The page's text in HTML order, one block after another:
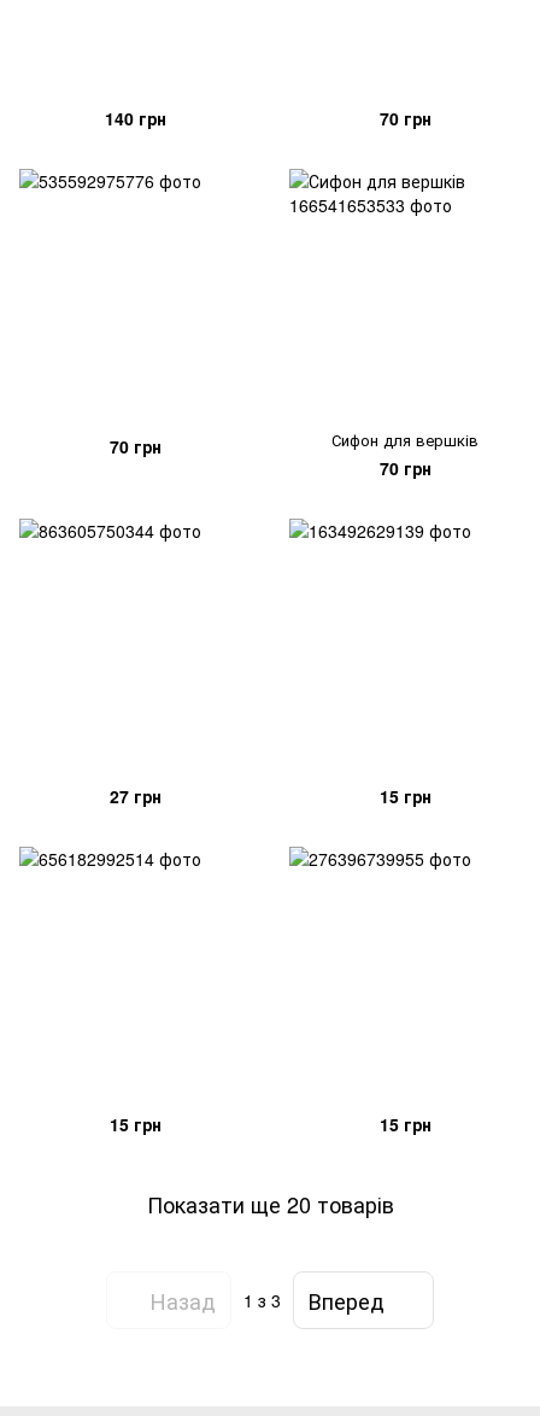
140 грн 70 грн
70 грн Сифон для вершків
70 грн
27 грн 15 грн
15 грн 15 грн
Показати ще 20 товарів
Назад 1 з 3 Вперед